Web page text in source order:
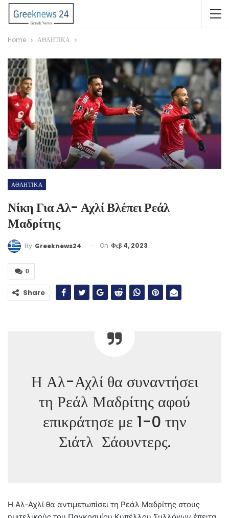
Home ΑΘΛΗΤΙΚΑ
ΑΘΛΗΤΙΚΑ
Νίκη Για Αλ- Αχλί Βλέπει Ρεάλ
Μαδρίτης
By Greeknews24 On Φεβ 4, 2023
0
Share
Η Αλ-Αχλί θα συναντήσει
τη Ρεάλ Μαδρίτης αφού
επικράτησε με 1-0 την
Σιάτλ Σάουντερς.
Η Αλ-Αχλί θα αντιμετωπίσει τη Ρεάλ Μαδρίτης στους